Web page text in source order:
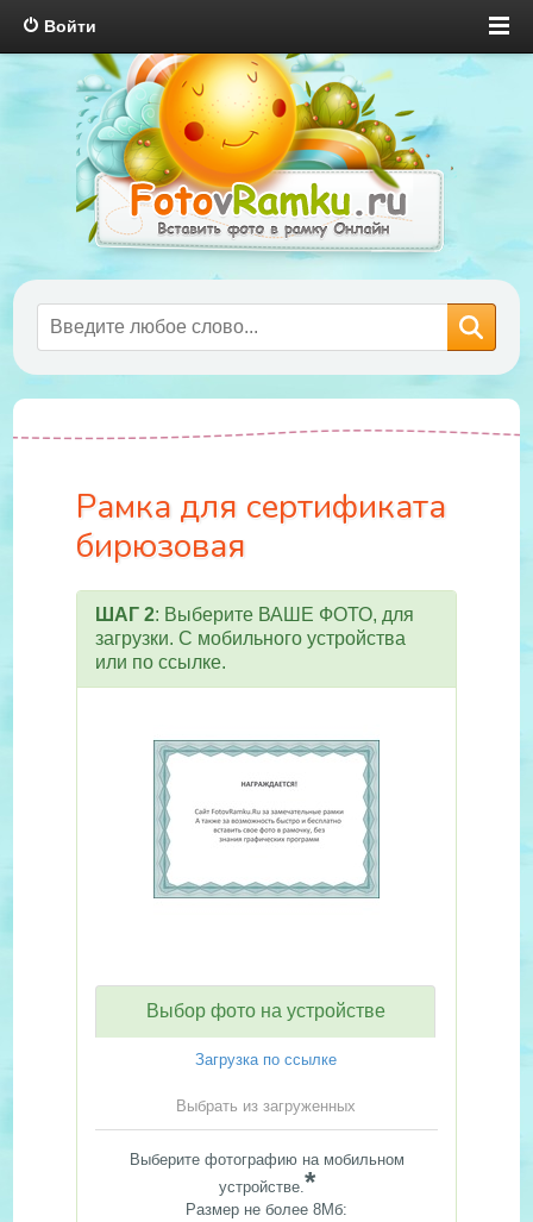
Войти
Рамка для сертификата
бирюзовая
ШАГ 2: Выберите ВАШЕ ФОТО, для
загрузки. С мобильного устройства
или по ссылке.
Выбор фото на устройстве
Загрузка по ссылке
Выбрать из загруженных
Выберите фотографию на мобильном
устройстве.*
Размер не более 8Мб: